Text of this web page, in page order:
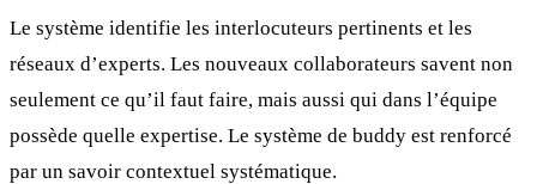
Le système identifie les interlocuteurs pertinents et les
réseaux d’experts. Les nouveaux collaborateurs savent non
seulement ce qu’il faut faire, mais aussi qui dans l’équipe
possède quelle expertise. Le système de buddy est renforcé
par un savoir contextuel systématique.